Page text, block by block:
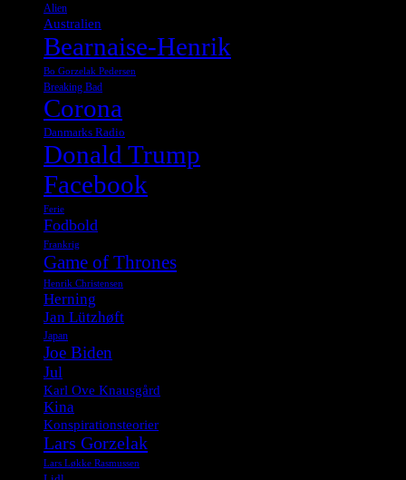
Alien
Australien
Bearnaise-Henrik
Bo Gorzelak Pedersen
Breaking Bad
Corona
Danmarks Radio
Donald Trump
Facebook
Ferie
Fodbold
Frankrig
Game of Thrones
Henrik Christensen
Herning
Jan Lützhøft
Japan
Joe Biden
Jul
Karl Ove Knausgård
Kina
Konspirationsteorier
Lars Gorzelak
Lars Løkke Rasmussen